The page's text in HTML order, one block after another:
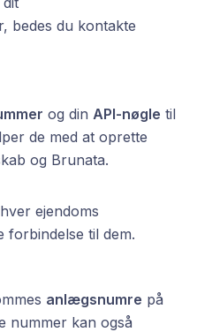
bedes du kontakte
og din API-nøgle til
de med at oprette
og Brunata.
ejendoms
til dem.
anlægsnumre på
nummer kan også